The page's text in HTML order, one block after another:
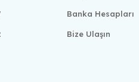
Banka Hesapları
Bize Ulaşın